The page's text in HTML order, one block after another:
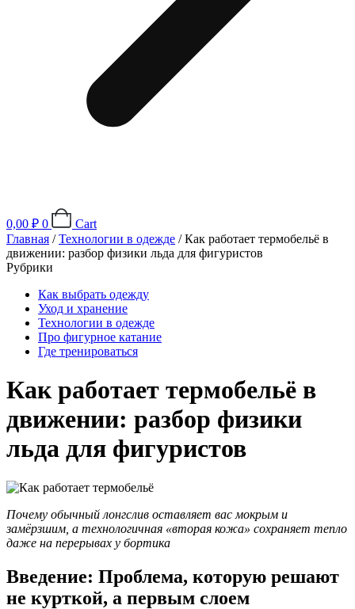
0,00 ₽ 0
Cart
Главная /Технологии в одежде / Как работает термобельё в
движении: разбор физики льда для фигуристов
Рубрики
Как выбрать одежду
Уход и хранение
Технологии в одежде
Про фигурное катание
Где тренироваться
Как работает термобельё в
движении: разбор физики
льда для фигуристов
Почему обычный лонгслив оставляет вас мокрым и
замёрзшим, а технологичная «вторая кожа» сохраняет тепло
даже на перерывах у бортика
Введение: Проблема, которую решают
не курткой, а первым слоем